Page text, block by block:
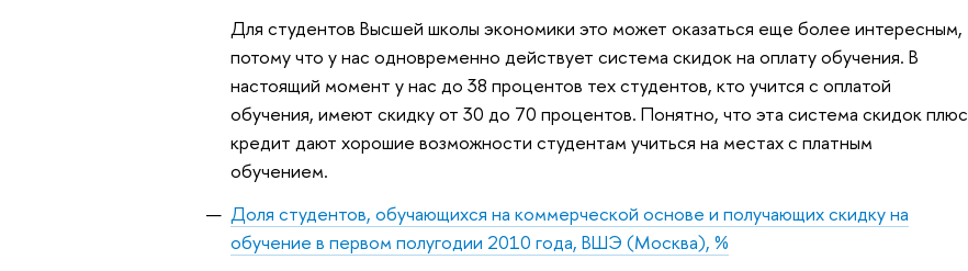
Для студентов Высшей школы экономики это может оказаться еще более интересным,
потому что у нас одновременно действует система скидок на оплату обучения. В
настоящий момент у нас до 38 процентов тех студентов, кто учится с оплатой
обучения, имеют скидку от 30 до 70 процентов. Понятно, что эта система скидок плюс
кредит дают хорошие возможности студентам учиться на местах с платным
обучением.
Доля студентов, обучающихся на коммерческой основе и получающих скидку на
обучение в первом полугодии 2010 года, ВШЭ (Москва), %